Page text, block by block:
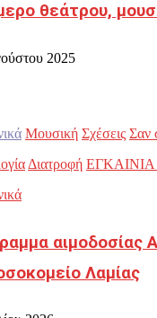
θεάτρου,
2025
Μουσική Σχέσεις Σαν
Διατροφή
αιμοδοσίας
Λαμίας